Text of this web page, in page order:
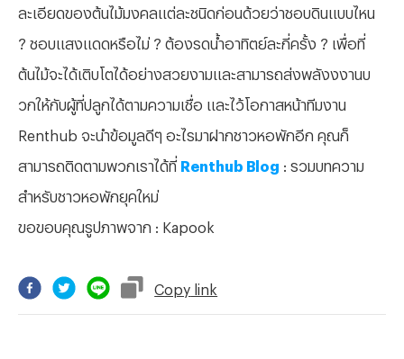
ละเอียดของต้นไม้มงคลแต่ละชนิดก่อนด้วยว่าชอบดินแบบไหน
? ชอบแสงแดดหรือไม่ ? ต้องรดน้ำอาทิตย์ละกี่ครั้ง ? เพื่อที่
ต้นไม้จะได้เติบโตได้อย่างสวยงามและสามารถส่งพลังงงานบ
วกให้กับผู้ที่ปลูกได้ตามความเชื่อ และไว้โอกาสหน้าทีมงาน
Renthub จะนำข้อมูลดีๆ อะไรมาฝากชาวหอพักอีก คุณก็
สามารถติดตามพวกเราได้ที่ Renthub Blog : รวมบทความ
สำหรับชาวหอพักยุคใหม่
ขอขอบคุณรูปภาพจาก : Kapook
Copy link